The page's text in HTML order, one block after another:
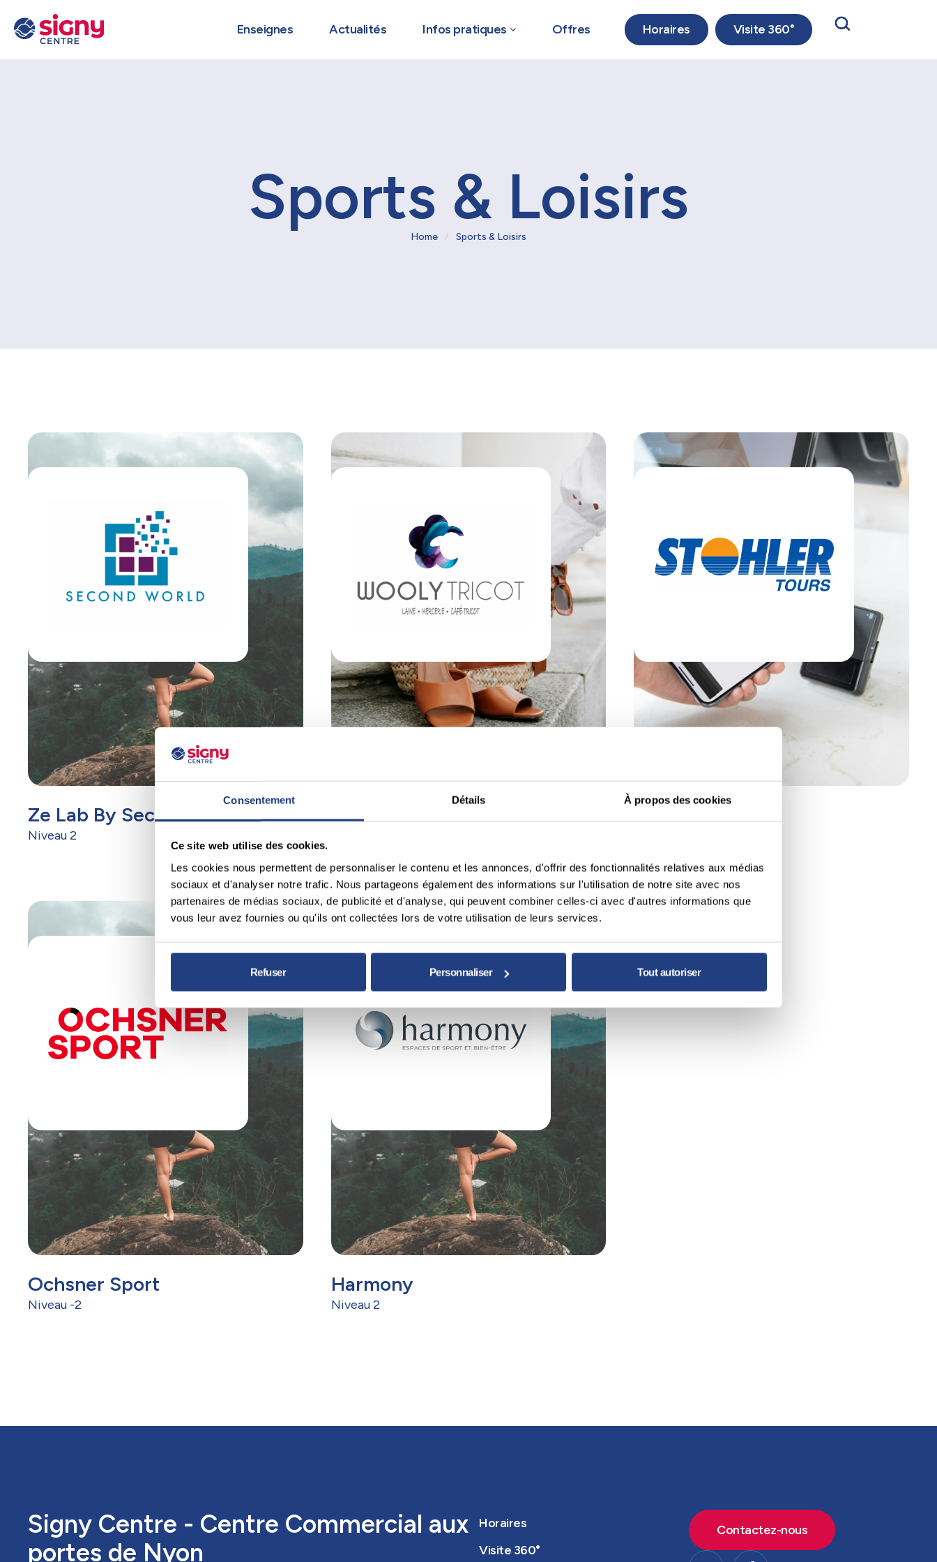
Consentement Détails À propos des cookies
Ce site web utilise des cookies.
Les cookies nous permettent de personnaliser le contenu et les annonces, d'offrir des fonctionnalités relatives aux médias
sociaux et d'analyser notre trafic. Nous partageons également des informations sur l'utilisation de notre site avec nos
partenaires de médias sociaux, de publicité et d'analyse, qui peuvent combiner celles-ci avec d'autres informations que
vous leur avez fournies ou qu'ils ont collectées lors de votre utilisation de leurs services.
Refuser Personnaliser Tout autoriser
Enseignes Actualités Infos pratiques Offres Horaires Visite 360°
Sports & Loisirs
Home / Sports & Loisirs
Ze Lab By Secondworld
Niveau 2
Wooly Tricot
Ochsner Sport
Niveau -2
Harmony
Niveau 2
Signy Centre - Centre Commercial aux
portes de Nyon
Horaires
Visite 360°
Contactez-nous